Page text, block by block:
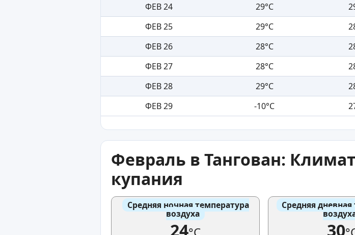
ФЕВ 24
29°C
ФЕВ 25
29°C
ФЕВ 26
28°C
ФЕВ 27
28°C
ФЕВ 28
29°C
ФЕВ 29
-10°C
Февраль в Тангован:
купания
Средняя ночная температура
воздуха
24
Средняя
30